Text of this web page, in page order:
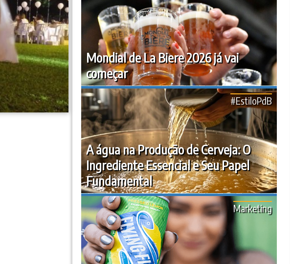
Mondial de La Biere 2026 já vai
começar
A água na Produção de Cerveja: O
Ingrediente Essencial e Seu Papel
Fundamental
#EstiloPdB
Marketing